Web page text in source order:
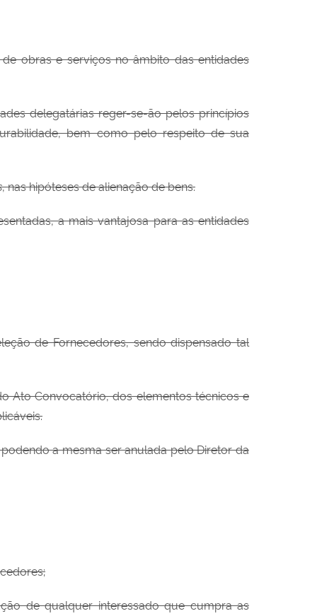
obras e serviços no âmbito das entidades
delegatárias reger-se-ão pelos princípios
bem como pelo respeito de sua
, nas hipóteses de alienação de bens.
a mais vantajosa para as entidades
de Fornecedores, sendo dispensado tal
Ato Convocatório, dos elementos técnicos e
a mesma ser anulada pelo Diretor da
de qualquer interessado que cumpra as